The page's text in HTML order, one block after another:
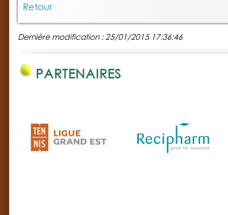
Retour
Dernière modification : 25/01/2015 17:36:46
PARTENAIRES